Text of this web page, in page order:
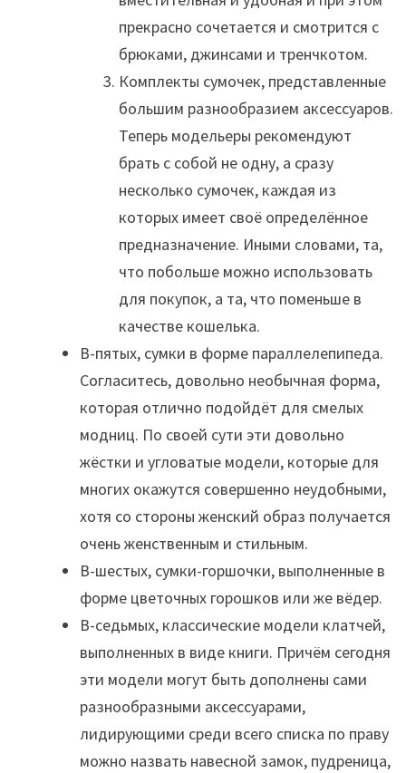
прекрасно сочетается и смотрится с
брюками, джинсами и тренчкотом.
Комплекты сумочек, представленные
большим разнообразием аксессуаров.
Теперь модельеры рекомендуют
брать с собой не одну, а сразу
несколько сумочек, каждая из
которых имеет своё определённое
предназначение. Иными словами, та,
что побольше можно использовать
для покупок, а та, что поменьше в
качестве кошелька.
В-пятых, сумки в форме параллелепипеда.
Согласитесь, довольно необычная форма,
которая отлично подойдёт для смелых
модниц. По своей сути эти довольно
жёстки и угловатые модели, которые для
многих окажутся совершенно неудобными,
хотя со стороны женский образ получается
очень женственным и стильным.
В-шестых, сумки-горшочки, выполненные в
форме цветочных горошков или же вёдер.
В-седьмых, классические модели клатчей,
выполненных в виде книги. Причём сегодня
эти модели могут быть дополнены сами
разнообразными аксессуарами,
лидирующими среди всего списка по праву
можно назвать навесной замок, пудреница,